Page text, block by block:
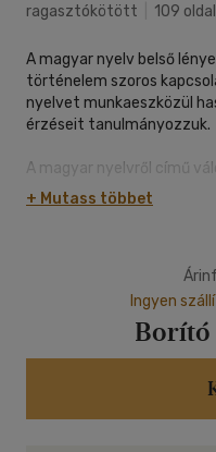
ragasztókötött
109 oldal
A magyar nyelv belső
történelem szoros
nyelvet munkaeszközül
érzéseit tanulmányozzuk.
A magyar nyelvről című
klasszikusnak tekintett -
részletében közös, hogy
és a prózarészleteket az
A kötetben fölvonulnak a
irányzatok, a
(Sylvester Jánostól Dsida
+ Mutass többet
Ingyen
Borító